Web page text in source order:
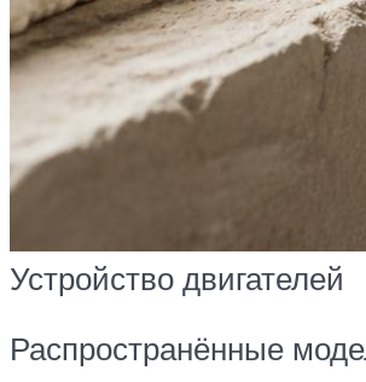
Устройство двигателей
Распространённые